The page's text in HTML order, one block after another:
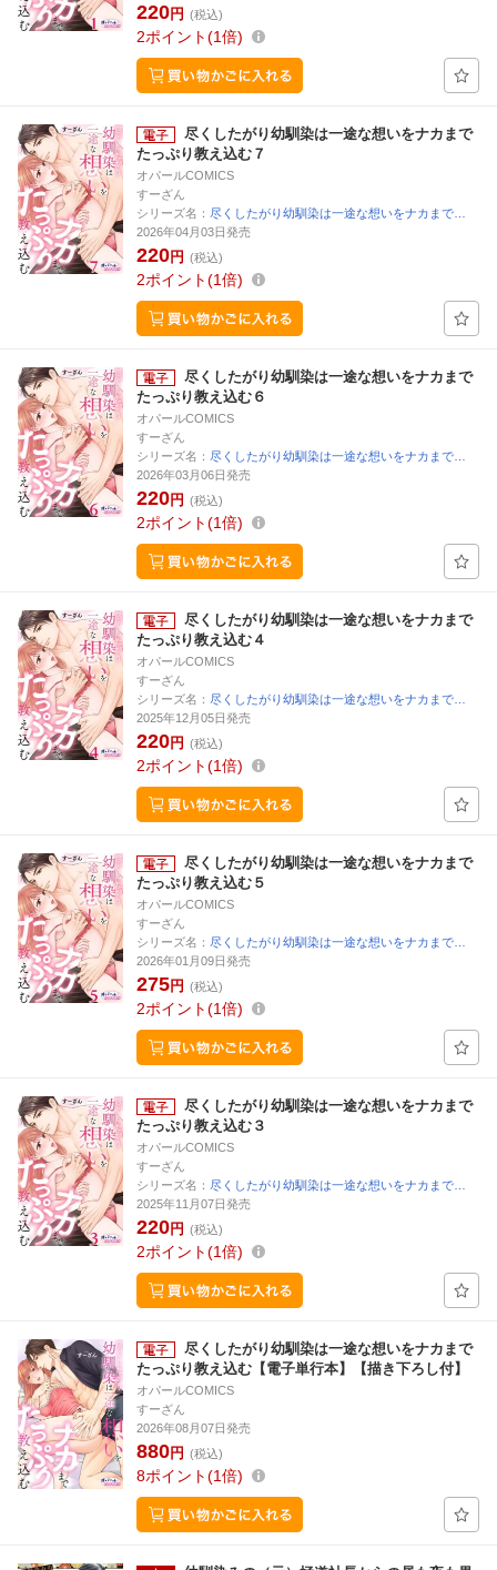
220円 (税込)
2ポイント 1倍
尽くしたがり幼馴染は一途な想いをナカまで
たっぷり教え込む７
オパールCOMICS
すーざん
シリーズ名： 尽くしたがり幼馴染は一途な想いをナカまで…
2026年04月03日発売
220円 (税込)
2ポイント 1倍
尽くしたがり幼馴染は一途な想いをナカまで
たっぷり教え込む６
オパールCOMICS
すーざん
シリーズ名： 尽くしたがり幼馴染は一途な想いをナカまで…
2026年03月06日発売
220円 (税込)
2ポイント 1倍
尽くしたがり幼馴染は一途な想いをナカまで
たっぷり教え込む４
オパールCOMICS
すーざん
シリーズ名： 尽くしたがり幼馴染は一途な想いをナカまで…
2025年12月05日発売
220円 (税込)
2ポイント 1倍
尽くしたがり幼馴染は一途な想いをナカまで
たっぷり教え込む５
オパールCOMICS
すーざん
シリーズ名： 尽くしたがり幼馴染は一途な想いをナカまで…
2026年01月09日発売
275円 (税込)
2ポイント 1倍
尽くしたがり幼馴染は一途な想いをナカまで
たっぷり教え込む３
オパールCOMICS
すーざん
シリーズ名： 尽くしたがり幼馴染は一途な想いをナカまで…
2025年11月07日発売
220円 (税込)
2ポイント 1倍
尽くしたがり幼馴染は一途な想いをナカまで
たっぷり教え込む【電子単行本】【描き下ろし付】
オパールCOMICS
すーざん
2026年08月07日発売
880円 (税込)
8ポイント 1倍